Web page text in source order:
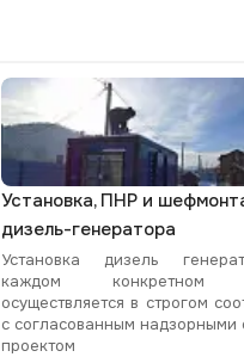
Установка, ПНР и
дизель-генератора
Установка дизель
каждом конкретном
осуществляется в строгом
с согласованным надзорными
проектом